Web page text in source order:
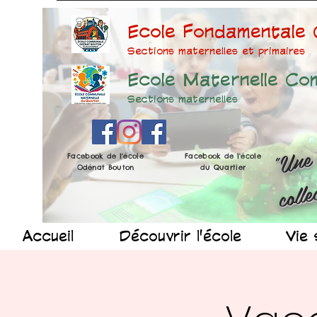
Ecole Fondamentale
Sections maternelles et primaires
Ecole Maternelle
Sections maternelles
Facebook de l'école
Odénat Bouton
Facebook de l'école
du Quartier
Accueil Découvrir l'école Vie